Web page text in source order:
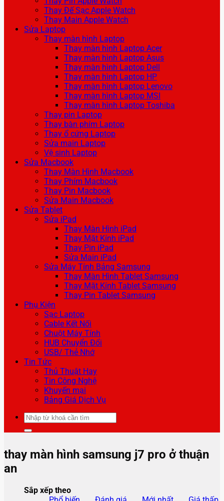
Thay Đế Sạc Apple Watch
Thay Main Apple Watch
Sửa Laptop
Thay màn hình Laptop
Thay màn hình Laptop Acer
Thay màn hình Laptop Asus
Thay màn hình Laptop Dell
Thay màn hình Laptop HP
Thay màn hình Laptop Lenovo
Thay màn hình Laptop MSI
Thay màn hình Laptop Toshiba
Thay pin Laptop
Thay bàn phím Laptop
Thay ổ cứng Laptop
Sửa main Laptop
Vệ sinh Laptop
Sửa Macbook
Thay Màn Hình Macbook
Thay Phím Macbook
Thay Pin Macbook
Sửa Main Macbook
Sửa Tablet
Sửa iPad
Thay Màn Hình iPad
Thay Mặt Kính iPad
Thay Pin iPad
Sửa Main iPad
Sửa Máy Tính Bảng Samsung
Thay Màn Hình Tablet Samsung
Thay Mặt Kính Tablet Samsung
Thay Pin Tablet Samsung
Phụ Kiện
Sạc Laptop
Cable Kết Nối
Chuột Máy Tính
HUB Chuyển Đổi
USB/ Thẻ Nhớ
Tin Tức
Thủ Thuật Hay
Tin Công Nghệ
Khuyến mại
Bảng Giá Dịch Vụ
Tìm
kiếm:
thay màn hình samsung j7 pro ở thuận
an
Sắp xếp theo